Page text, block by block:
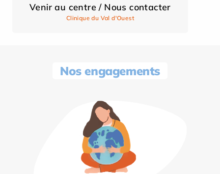
Venir au centre / Nous contacter
Clinique du Val d'Ouest
Nos engagements